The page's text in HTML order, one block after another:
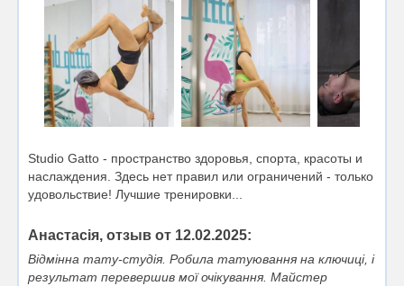
Studio Gatto - пространство здоровья, спорта, красоты и
наслаждения. Здесь нет правил или ограничений - только
удовольствие! Лучшие тренировки...
Анастасія, отзыв от 12.02.2025:
Відмінна тату-студія. Робила татуювання на ключиці, і
результат перевершив мої очікування. Майстер